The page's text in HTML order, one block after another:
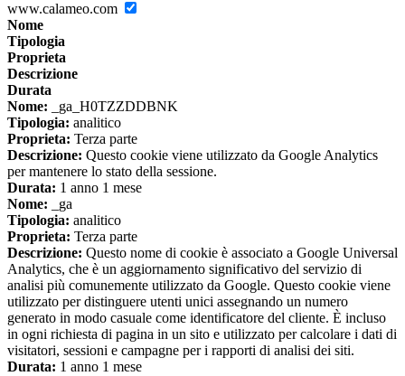
www.calameo.com
Nome
Tipologia
Proprieta
Descrizione
Durata
Nome: _ga_H0TZZDDBNK
Tipologia: analitico
Proprieta: Terza parte
Descrizione: Questo cookie viene utilizzato da Google Analytics
per mantenere lo stato della sessione.
Durata: 1 anno 1 mese
Nome: _ga
Tipologia: analitico
Proprieta: Terza parte
Descrizione: Questo nome di cookie è associato a Google Universal
Analytics, che è un aggiornamento significativo del servizio di
analisi più comunemente utilizzato da Google. Questo cookie viene
utilizzato per distinguere utenti unici assegnando un numero
generato in modo casuale come identificatore del cliente. È incluso
in ogni richiesta di pagina in un sito e utilizzato per calcolare i dati di
visitatori, sessioni e campagne per i rapporti di analisi dei siti.
Durata: 1 anno 1 mese